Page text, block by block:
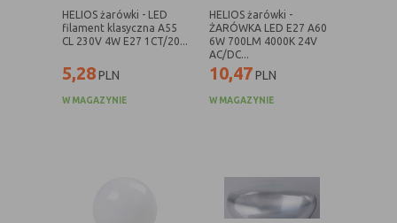
- niezbędne do poprawnego działania
witryny
- potrzebne do umożliwienia działania
funkcjonalności witryny, jednak ich
działanie nie ma nic wspólnego ze
informacji pozwalających zidentyfikować
danych konkretnego użytkownika
HELIOS żarówki - LED
filament klasyczna A55
CL 230V 4W E27 1CT/20...
5,28PLN
W MAGAZYNIE
HELIOS żarówki -
ŻARÓWKA LED E27 A60
6W 700LM 4000K 24V
AC/DC...
10,47PLN
W MAGAZYNIE